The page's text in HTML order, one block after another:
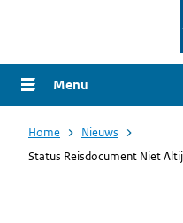
naar
de
gaan
Menu
Home
Nieuws
Status Reisdocument Niet